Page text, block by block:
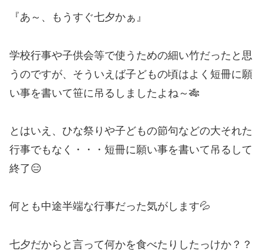
『あ～、もうすぐ七夕かぁ』
学校行事や子供会等で使うための細い竹だったと思
うのですが、そういえば子どもの頃はよく短冊に願
い事を書いて笹に吊るしましたよね～🎋
とはいえ、ひな祭りや子どもの節句などの大それた
行事でもなく・・・短冊に願い事を書いて吊るして
終了😑
何とも中途半端な行事だった気がします💦
七夕だからと言って何かを食べたりしたっけか？？